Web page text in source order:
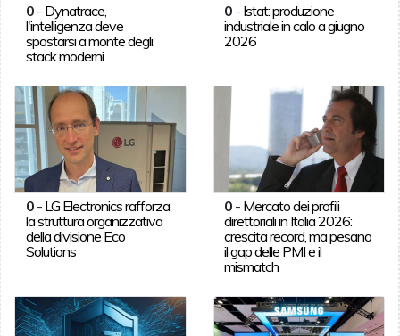
0- Dynatrace,
l'intelligenza deve
spostarsi a monte degli
stack moderni
0 - Istat: produzione
industriale in calo a giugno
2026
0- LG Electronics rafforza
la struttura organizzativa
della divisione Eco
Solutions
0 - Mercato dei profili
direttoriali in Italia 2026:
crescita record, ma pesano
il gap delle PMI e il
mismatch